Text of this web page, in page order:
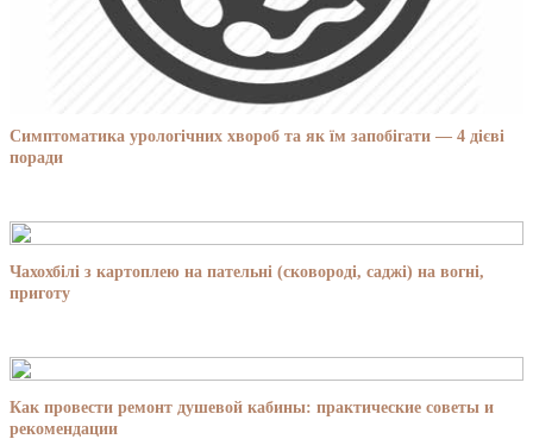
Симптоматика урологічних хвороб та як їм запобігати — 4 дієві
поради
Чахохбілі з картоплею на пательні (сковороді, саджі) на вогні,
приготу
Как провести ремонт душевой кабины: практические советы и
рекомендации